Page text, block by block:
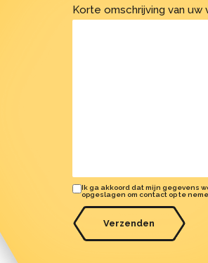
Korte omschrijving van uw
Ik ga akkoord dat mijn gegevens
opgeslagen om contact op te
Verzenden